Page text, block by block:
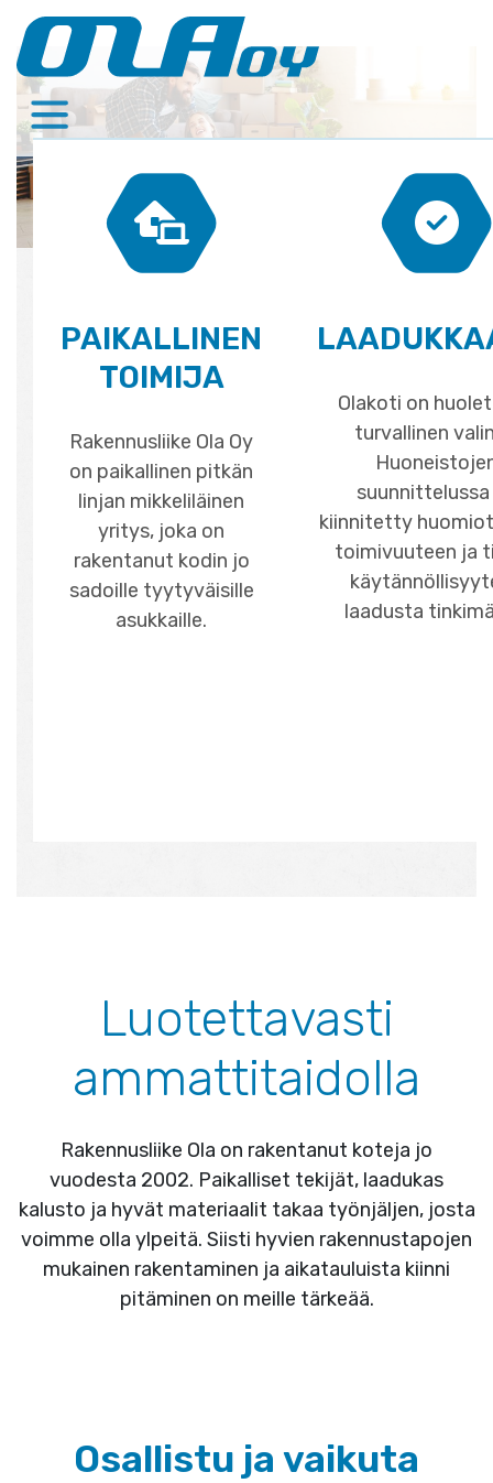
Skip
content
PAIKALLINEN
TOIMIJA
Rakennusliike Ola Oy
on paikallinen pitkän
linjan mikkeliläinen
yritys, joka on
rakentanut kodin jo
sadoille tyytyväisille
asukkaille.
Olakoti on
turvallinen
suunnittelussa
kiinnitetty
toimivuuteen ja
laadusta
Luotettavasti
ammattitaidolla
Rakennusliike Ola on rakentanut koteja jo
vuodesta 2002. Paikalliset tekijät, laadukas
kalusto ja hyvät materiaalit takaa työnjäljen, josta
voimme olla ylpeitä. Siisti hyvien rakennustapojen
mukainen rakentaminen ja aikatauluista kiinni
pitäminen on meille tärkeää.
Osallistu ja vaikuta